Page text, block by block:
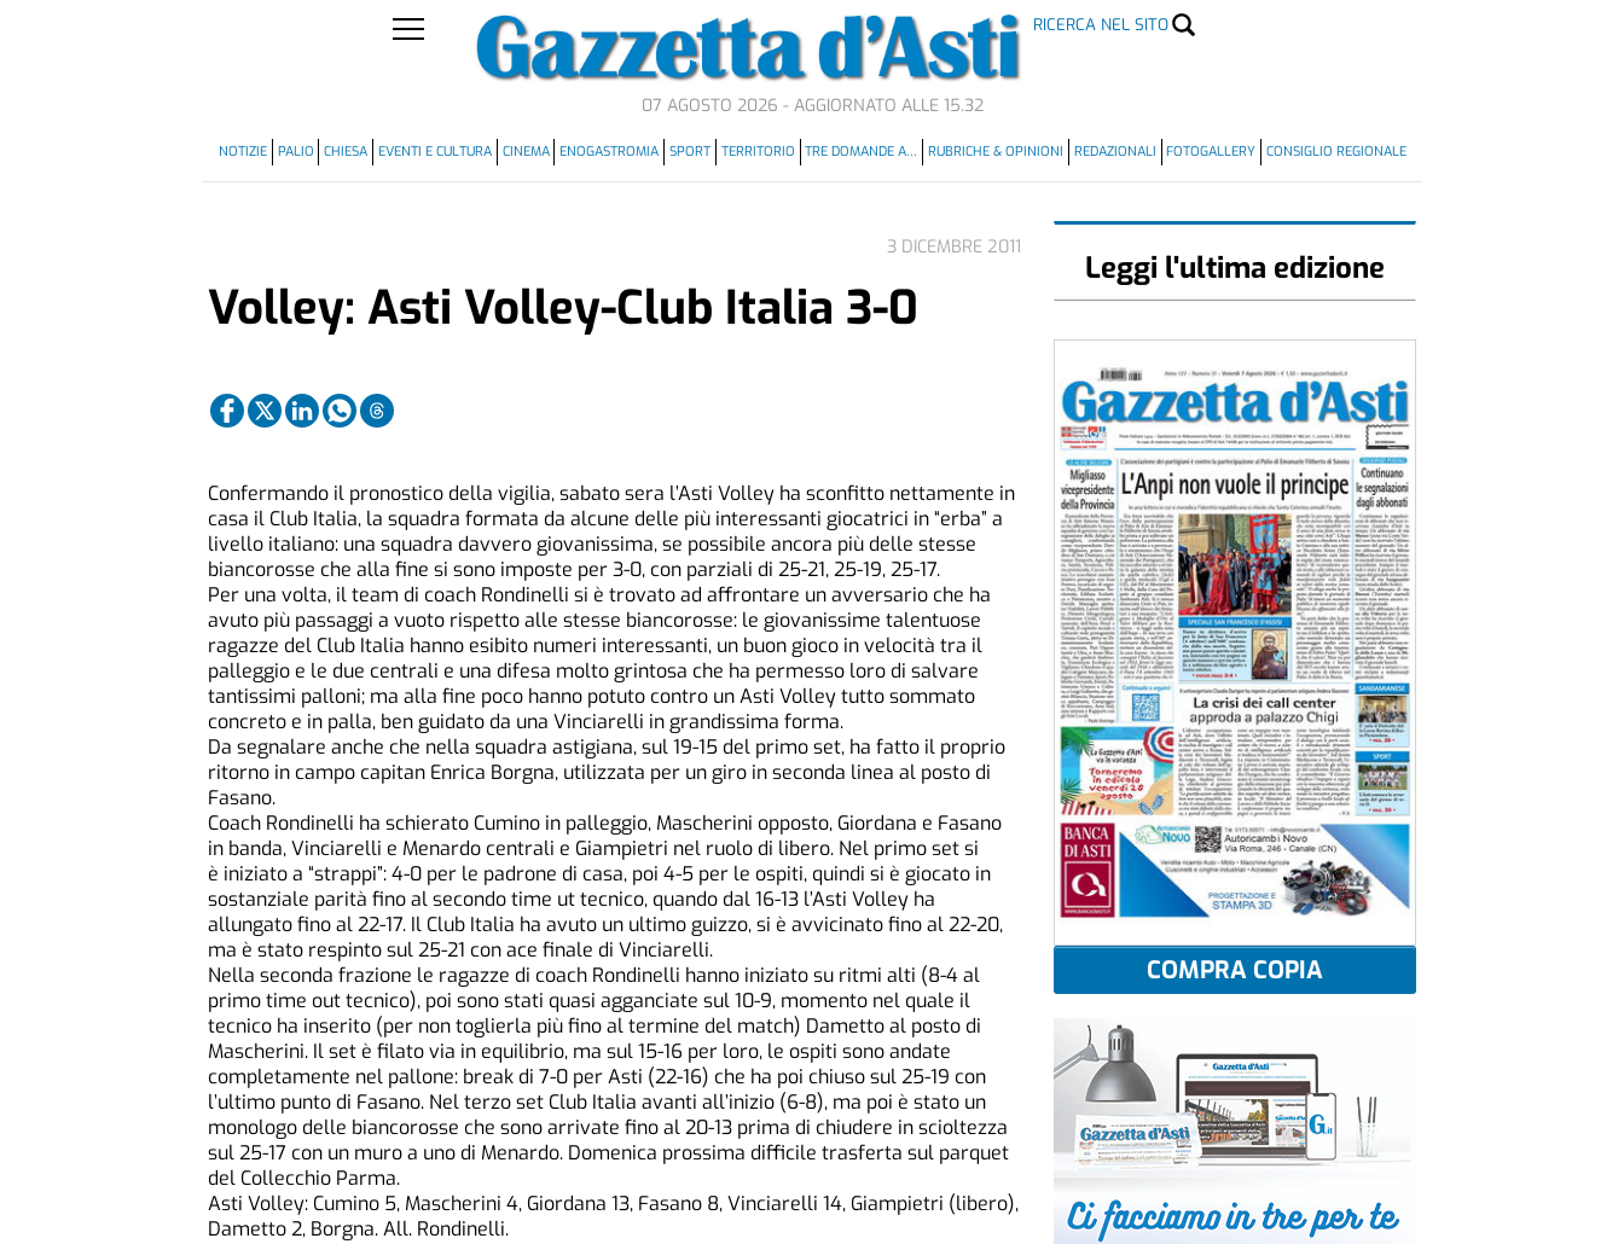
RICERCA NEL SITO
07 AGOSTO 2026 - AGGIORNATO ALLE 15.32
NOTIZIE PALIO CHIESA EVENTI E CULTURA CINEMA ENOGASTROMIA SPORT TERRITORIO TRE DOMANDE A… RUBRICHE & OPINIONI REDAZIONALI FOTOGALLERY CONSIGLIO REGIONALE
3 DICEMBRE 2011
Volley: Asti Volley-Club Italia 3-0
Confermando il pronostico della vigilia, sabato sera l’Asti Volley ha sconfitto nettamente in
casa il Club Italia, la squadra formata da alcune delle più interessanti giocatrici in “erba” a
livello italiano: una squadra davvero giovanissima, se possibile ancora più delle stesse
biancorosse che alla fine si sono imposte per 3-0, con parziali di 25-21, 25-19, 25-17.
Per una volta, il team di coach Rondinelli si è trovato ad affrontare un avversario che ha
avuto più passaggi a vuoto rispetto alle stesse biancorosse: le giovanissime talentuose
ragazze del Club Italia hanno esibito numeri interessanti, un buon gioco in velocità tra il
palleggio e le due centrali e una difesa molto grintosa che ha permesso loro di salvare
tantissimi palloni; ma alla fine poco hanno potuto contro un Asti Volley tutto sommato
concreto e in palla, ben guidato da una Vinciarelli in grandissima forma.
Da segnalare anche che nella squadra astigiana, sul 19-15 del primo set, ha fatto il proprio
ritorno in campo capitan Enrica Borgna, utilizzata per un giro in seconda linea al posto di
Fasano.
Coach Rondinelli ha schierato Cumino in palleggio, Mascherini opposto, Giordana e Fasano
in banda, Vinciarelli e Menardo centrali e Giampietri nel ruolo di libero. Nel primo set si
è iniziato a “strappi”: 4-0 per le padrone di casa, poi 4-5 per le ospiti, quindi si è giocato in
sostanziale parità fino al secondo time ut tecnico, quando dal 16-13 l’Asti Volley ha
allungato fino al 22-17. Il Club Italia ha avuto un ultimo guizzo, si è avvicinato fino al 22-20,
ma è stato respinto sul 25-21 con ace finale di Vinciarelli.
Nella seconda frazione le ragazze di coach Rondinelli hanno iniziato su ritmi alti (8-4 al
primo time out tecnico), poi sono stati quasi agganciate sul 10-9, momento nel quale il
tecnico ha inserito (per non toglierla più fino al termine del match) Dametto al posto di
Mascherini. Il set è filato via in equilibrio, ma sul 15-16 per loro, le ospiti sono andate
completamente nel pallone: break di 7-0 per Asti (22-16) che ha poi chiuso sul 25-19 con
l’ultimo punto di Fasano. Nel terzo set Club Italia avanti all’inizio (6-8), ma poi è stato un
monologo delle biancorosse che sono arrivate fino al 20-13 prima di chiudere in scioltezza
sul 25-17 con un muro a uno di Menardo. Domenica prossima difficile trasferta sul parquet
del Collecchio Parma.
Asti Volley: Cumino 5, Mascherini 4, Giordana 13, Fasano 8, Vinciarelli 14, Giampietri (libero),
Dametto 2, Borgna. All. Rondinelli.
Leggi l'ultima edizione
COMPRA COPIA